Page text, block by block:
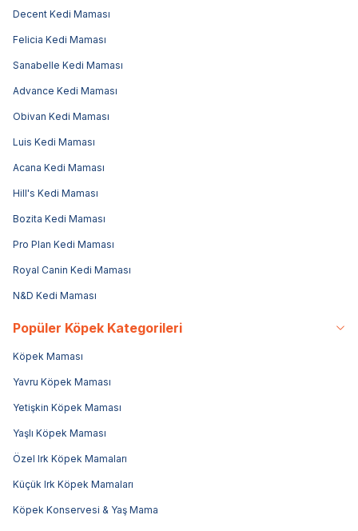
Decent Kedi Maması
Felicia Kedi Maması
Sanabelle Kedi Maması
Advance Kedi Maması
Obivan Kedi Maması
Luis Kedi Maması
Acana Kedi Maması
Hill's Kedi Maması
Bozita Kedi Maması
Pro Plan Kedi Maması
Royal Canin Kedi Maması
N&D Kedi Maması
Popüler Köpek Kategorileri
Köpek Maması
Yavru Köpek Maması
Yetişkin Köpek Maması
Yaşlı Köpek Maması
Özel Irk Köpek Mamaları
Küçük Irk Köpek Mamaları
Köpek Konservesi & Yaş Mama